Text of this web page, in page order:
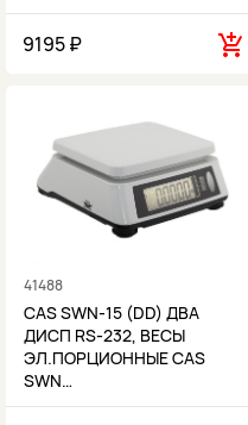
9195 ₽
41488
CAS SWN-15 (DD) ДВА
ДИСП RS-232, ВЕСЫ
ЭЛ.ПОРЦИОННЫЕ CAS
SWN…